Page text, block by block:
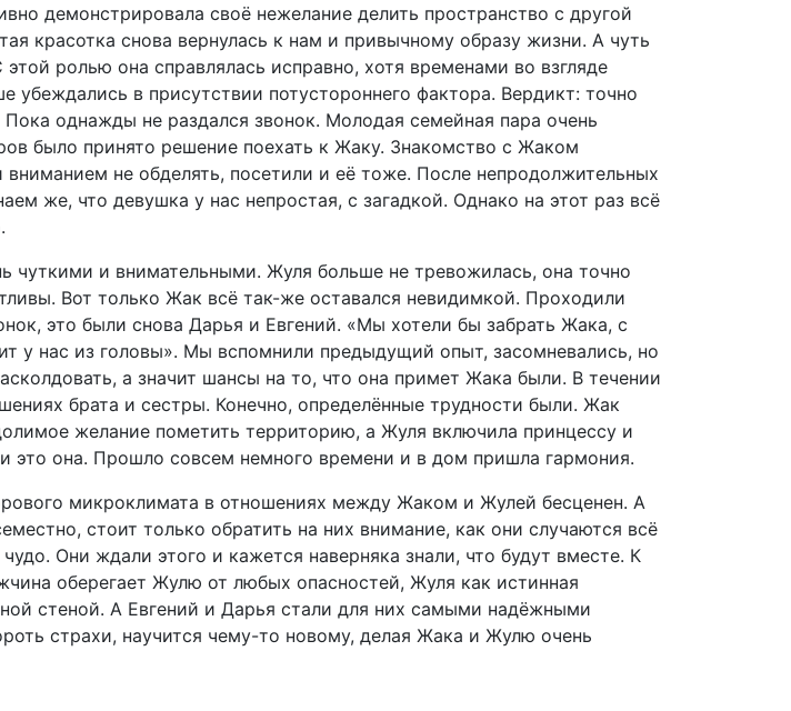
демонстрировала своё нежелание делить пространство с другой
красотка снова вернулась к нам и привычному образу жизни. А чуть
ролью она справлялась исправно, хотя временами во взгляде
в присутствии потустороннего фактора. Вердикт: точно
однажды не раздался звонок. Молодая семейная пара очень
было принято решение поехать к Жаку. Знакомство с Жаком
не обделять, посетили и её тоже. После непродолжительных
же, что девушка у нас непростая, с загадкой. Однако на этот раз всё
чуткими и внимательными. Жуля больше не тревожилась, она точно
Вот только Жак всё так-же оставался невидимкой. Проходили
это были снова Дарья и Евгений. «Мы хотели бы забрать Жака, с
у нас из головы». Мы вспомнили предыдущий опыт, засомневались, но
а значит шансы на то, что она примет Жака были. В течении
брата и сестры. Конечно, определённые трудности были. Жак
желание пометить территорию, а Жуля включила принцессу и
это она. Прошло совсем немного времени и в дом пришла гармония.
микроклимата в отношениях между Жаком и Жулей бесценен. А
стоит только обратить на них внимание, как они случаются всё
Они ждали этого и кажется наверняка знали, что будут вместе. К
оберегает Жулю от любых опасностей, Жуля как истинная
стеной. А Евгений и Дарья стали для них самыми надёжными
страхи, научится чему-то новому, делая Жака и Жулю очень